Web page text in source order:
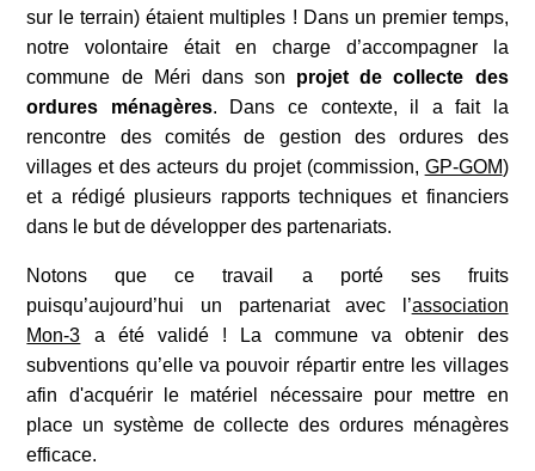
sur le terrain) étaient multiples ! Dans un premier temps,
notre volontaire était en charge d’accompagner la
commune de Méri dans son projet de collecte des
ordures ménagères. Dans ce contexte, il a fait la
rencontre des comités de gestion des ordures des
villages et des acteurs du projet (commission, GP-GOM)
et a rédigé plusieurs rapports techniques et financiers
dans le but de développer des partenariats.
Notons que ce travail a porté ses fruits
puisqu’aujourd’hui un partenariat avec l’association
Mon-3 a été validé ! La commune va obtenir des
subventions qu’elle va pouvoir répartir entre les villages
afin d'acquérir le matériel nécessaire pour mettre en
place un système de collecte des ordures ménagères
efficace.